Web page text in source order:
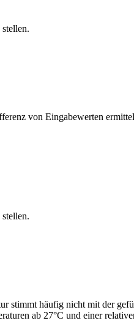
von Eingabewerten
stimmt häufig nicht mit der
ab 27°C und einer